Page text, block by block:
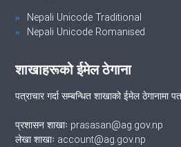
Nepali Unicode Traditional
Nepali Unicode Romanised
शाखाहरूको ईमेल ठेगाना
पत्राचार गर्दा सम्बन्धित शाखाको ईमेल ठेगानामा
प्रशासन शाखाः prasasan@ag.gov.np
लेखा शाखाः account@ag.gov.np